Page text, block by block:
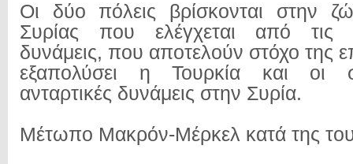
Οι δύο πόλεις βρίσκονται στην
Συρίας που ελέγχεται από τις
δυνάμεις, που αποτελούν στόχο της
εξαπολύσει η Τουρκία και οι
ανταρτικές δυνάμεις στην Συρία.
Μέτωπο Μακρόν-Μέρκελ κατά της